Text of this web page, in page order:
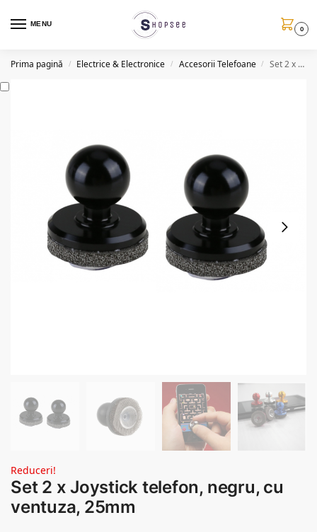
MENU
0
Prima pagină / Electrice & Electronice / Accesorii Telefoane / Set 2 x Joystick telefon, negru, cu ventuza, 25mm
Reduceri!
Set 2 x Joystick telefon, negru, cu
ventuza, 25mm